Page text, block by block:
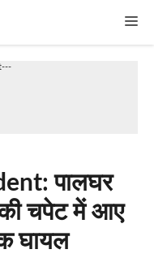
पालघर
चपेट में आए
घायल